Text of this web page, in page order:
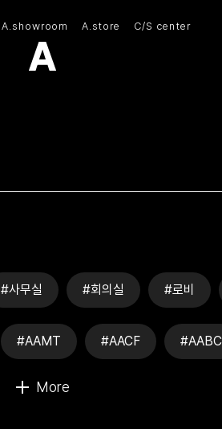
A.showroom A.store C/S center
(주)아모스아인스가구
#사무실 #회의실 #로비
#AAMT #AACF #AABC